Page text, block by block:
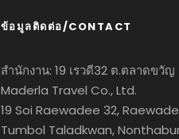
ข้อมูลติดต่อ/CONTACT
สำนักงาน: 19 เรวดี32 ต.ตลาดขวัญ
Maderla Travel Co., Ltd.
19 Soi Raewadee 32,
Tumbol Taladkwan,